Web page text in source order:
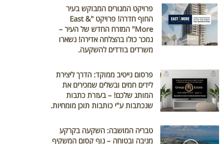
פרויקט המגורים המבוקש בעיר
החוף חדרה! פרויקט "East &
More" המזרח החדש של העיר –
נמכר כולו בהצלחה אדירה! נשארו
משרדים בודדים להשקעה.
פרסום נייטיב ממוקד: הדרך ליצירת
לידים חמים ובשלים שמכירים את
המותג שלכם! – בעזרת כתבות
שנכתבות ע"י כותבות תוכן מומחיות.
טבריה המושבה: השקעה בקרקע
מניבה ובטוחה – נוף קסום המשקיף